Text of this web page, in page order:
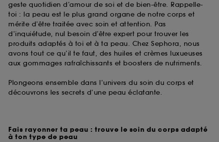
geste quotidien d’amour de soi et de bien-être. Rappelle-
toi : la peau est le plus grand organe de notre corps et
mérite d’être traitée avec soin et attention. Pas
d’inquiétude, nul besoin d’être expert pour trouver les
produits adaptés à toi et à ta peau. Chez Sephora, nous
avons tout ce qu’il te faut, des huiles et crèmes luxueuses
aux gommages rafraîchissants et boosters de nutriments.
Plongeons ensemble dans l’univers du soin du corps et
découvrons les secrets d’une peau éclatante.
Fais rayonner ta peau : trouve le soin du corps adapté
à ton type de peau